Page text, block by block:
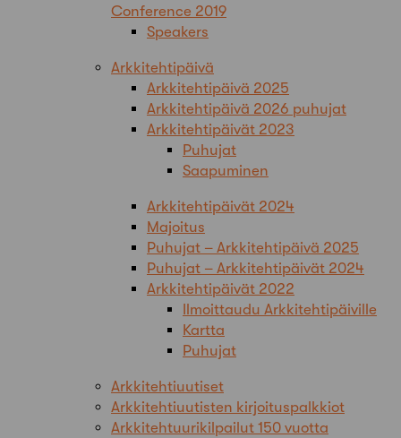
Conference 2019
Speakers
Arkkitehtipäivä
Arkkitehtipäivä 2025
Arkkitehtipäivä 2026 puhujat
Arkkitehtipäivät 2023
Puhujat
Saapuminen
Arkkitehtipäivät 2024
Majoitus
Puhujat – Arkkitehtipäivä 2025
Puhujat – Arkkitehtipäivät 2024
Arkkitehtipäivät 2022
Ilmoittaudu Arkkitehtipäiville
Kartta
Puhujat
Arkkitehtiuutiset
Arkkitehtiuutisten kirjoituspalkkiot
Arkkitehtuurikilpailut 150 vuotta